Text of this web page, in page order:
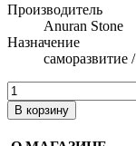
Производитель
Anuran Stone
Назначение
саморазвитие
В корзину